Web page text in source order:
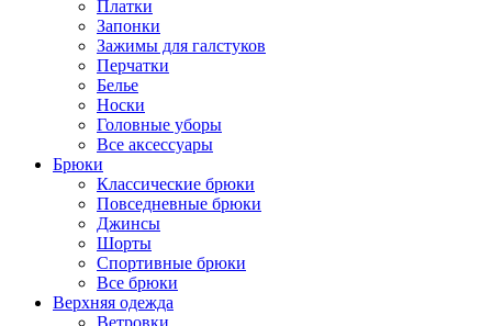
Платки
Запонки
Зажимы для галстуков
Перчатки
Белье
Носки
Головные уборы
Все аксессуары
Брюки
Классические брюки
Повседневные брюки
Джинсы
Шорты
Спортивные брюки
Все брюки
Верхняя одежда
Ветровки